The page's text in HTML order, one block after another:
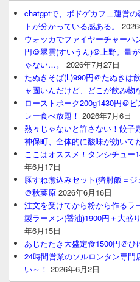
chatgptで、ボドゲカフェ運営
トが分かっている感ある。
ウォッカでファイヤーチャーハ
円＠翠雲(すいうん)＠上野。量
ゃない…。
2026年7月27日
たぬきそば(L)990円＠たぬきは
ャ固いんだけど、どこが飲み物
ローストポーク200g1430円＠
レー食べ放題！ 2026年7月6日
熱々じゃないと許さない！餃子
神保町、全体的に酸味が効いてた
ここはオススメ！タンシチュー
年6月17日
豚すね煮込みセット(猪肘飯＝
＠秋葉原 2026年6月16日
注文を受けてから粉から作るラ
製ラーメン(醤油)1900円＋大盛
年6月15日
あじたたき大盛定食1500円＠ひ
24時間営業のソルロンタン専
い～！ 2026年6月2日